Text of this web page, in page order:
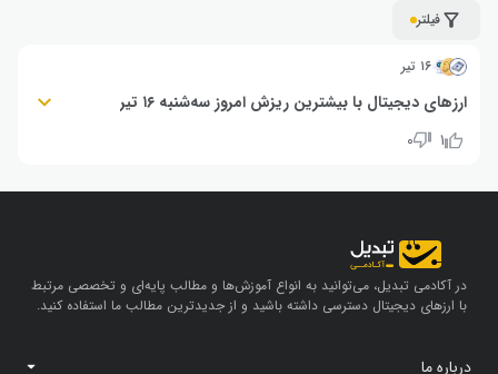
فیلتر
۱۶ تیر
ارزهای دیجیتال با بیشترین ریزش امروز سه‌شنبه ۱۶ تیر
۱۶٪-
۱ ۰
در آکادمی تبدیل، می‌توانید به انواع آموزش‌ها و مطالب پایه‌ای و تخصصی مرتبط
با ارزهای دیجیتال دسترسی داشته باشید و از جدیدترین مطالب ما استفاده کنید.
درباره ما